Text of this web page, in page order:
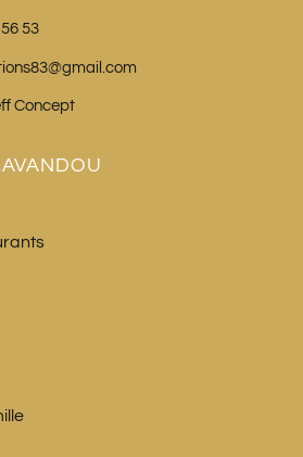
53
Concept